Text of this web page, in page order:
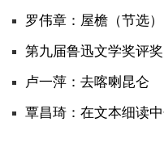
罗伟章：屋檐（节选）
第九届鲁迅文学奖评
卢一萍：去喀喇昆仑
覃昌琦：在文本细读